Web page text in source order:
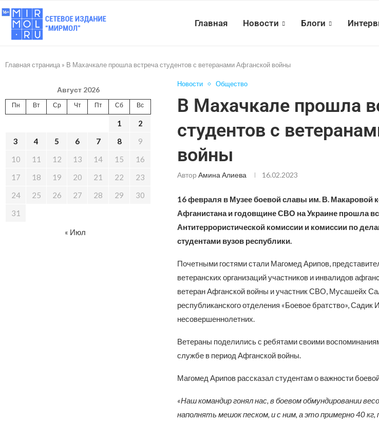
Главная Новости Блоги
Главная страница » В Махачкале прошла встреча студентов с ветеранами Афганской войны
Новости Общество
В Махачкале прошла
студентов с
войны
Автор Амина Алиева 16.02.2023
16 февраля в Музее боевой славы им. В. Макаровой
Афганистана и годовщине СВО на Украине прошла
Антитеррористической комиссии и комиссии по
студентами вузов республики.
Почетными гостями стали Магомед Арипов,
ветеранских организаций участников и инвалидов
ветеран Афганской войны и участник СВО, Мусашейх
республиканского отделения «Боевое братство»,
несовершеннолетних.
Ветераны поделились с ребятами своими
службе в период Афганской войны.
Магомед Арипов рассказал студентам о важности
«Наш командир гонял нас, в боевом обмундировании
наполнять мешок песком, и с ним, а это примерно 40
Август 2026
Пн Вт Ср Чт Пт Сб Вс
1
2
3
4 5 6 7 8
9
10
11 12 13 14 15
16
17
18 19 20 21 22
23
24
25 26 27 28 29
30
31
« Июл